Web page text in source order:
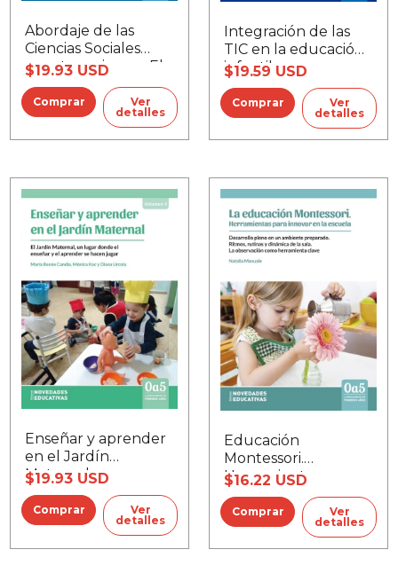
Abordaje de las
Ciencias Sociales
puesto en juego, El
$19.93 USD
Ver
detalles
Integración de las
TIC en la educación
infantil
$19.59 USD
Ver
detalles
Enseñar y aprender
en el Jardín
Maternal
$19.93 USD
Ver
detalles
Educación
Montessori.
Herramientas para
innovar en la
escuela, La
$16.22 USD
Ver
detalles